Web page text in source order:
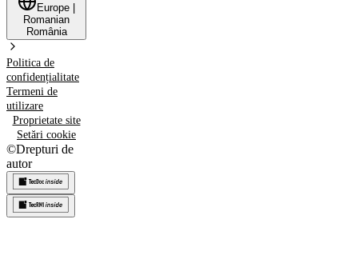
Europe
Romanian
România
Politica de
confidențialitate
Termeni de
utilizare
Proprietate site
Setări cookie
©Drepturi de
autor